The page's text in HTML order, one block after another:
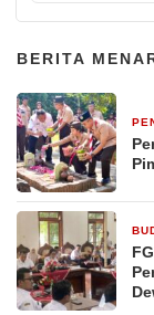
BERITA